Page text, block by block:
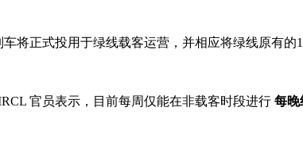
将正式投用于绿线载客运营，并相应将绿线原有的
官员表示，目前每周仅能在非载客时段进行 每晚